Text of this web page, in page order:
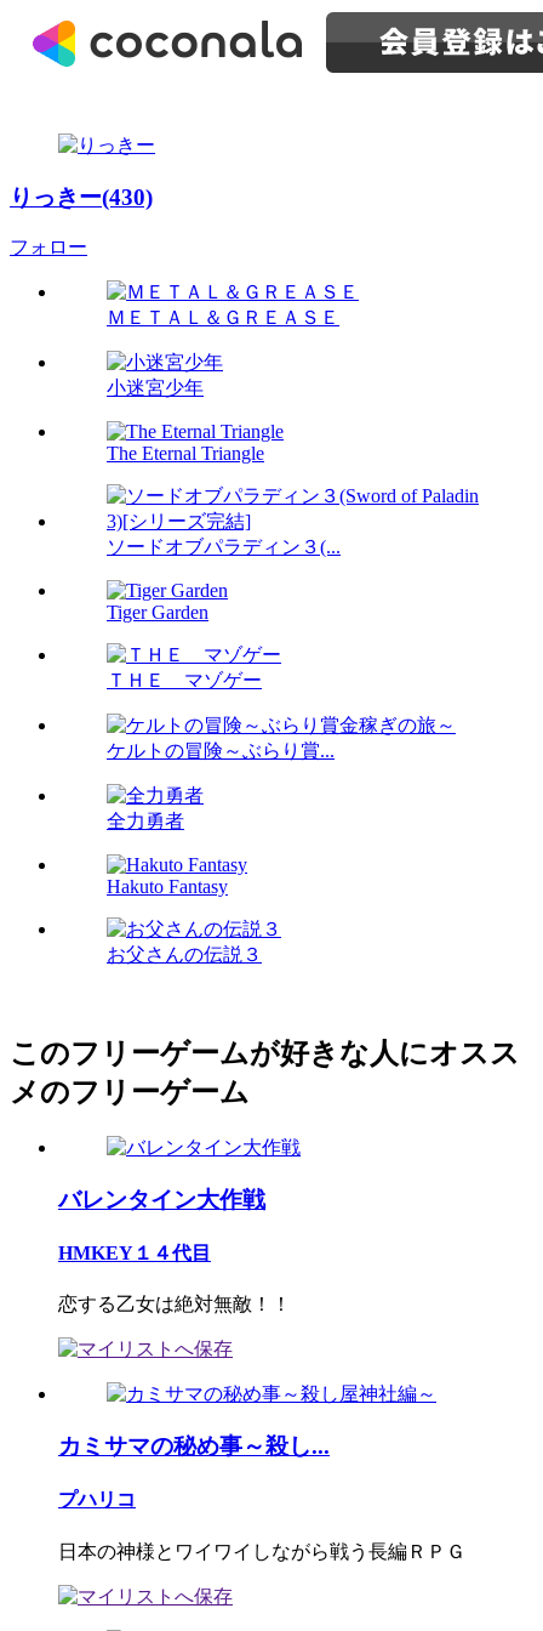
りっきー(430)
フォロー
ＭＥＴＡＬ＆ＧＲＥＡＳＥ
小迷宮少年
The Eternal Triangle
ソードオブパラディン３(...
Tiger Garden
ＴＨＥ マゾゲー
ケルトの冒険～ぶらり賞...
全力勇者
Hakuto Fantasy
お父さんの伝説３
このフリーゲームが好きな人にオスス
メのフリーゲーム
バレンタイン大作戦
HMKEY１４代目
恋する乙女は絶対無敵！！
カミサマの秘め事～殺し...
プハリコ
日本の神様とワイワイしながら戦う長編ＲＰＧ